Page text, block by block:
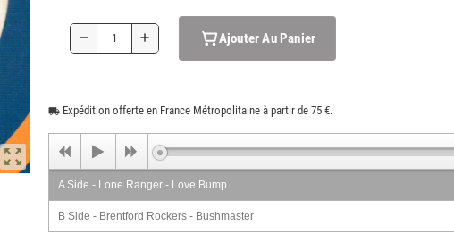
zoom_out_map
remove add Ajouter Au Panier
local_shippingExpédition offerte en France Métropolitaine à partir de 75 €.
A Side - Lone Ranger - Love Bump
B Side - Brentford Rockers - Bushmaster